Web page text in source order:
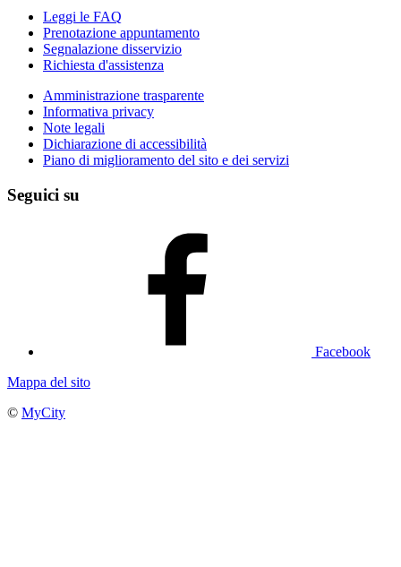
Leggi le FAQ
Prenotazione appuntamento
Segnalazione disservizio
Richiesta d'assistenza
Amministrazione trasparente
Informativa privacy
Note legali
Dichiarazione di accessibilità
Piano di miglioramento del sito e dei servizi
Seguici su
Facebook
Mappa del sito
© MyCity